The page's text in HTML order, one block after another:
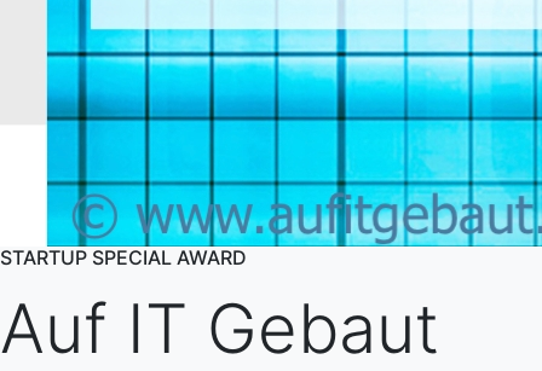
STARTUP SPECIAL AWARD
Auf IT Gebaut